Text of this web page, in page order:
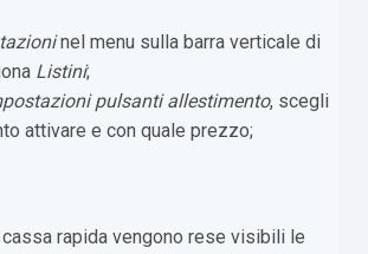
nel menu sulla barra verticale di
Listini;
pulsanti allestimento, scegli
attivare e con quale prezzo;
rapida vengono rese visibili le